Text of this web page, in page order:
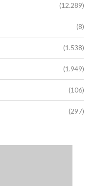
(12.289)
(8)
(1.538)
(1.949)
(106)
(297)